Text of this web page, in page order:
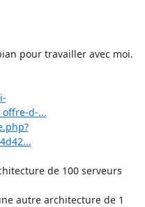
pour travailler avec moi.
d-...
de 100 serveurs
autre architecture de 1